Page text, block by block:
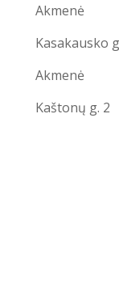
Akmenė
Kasakausko
Akmenė
Kaštonų g. 2